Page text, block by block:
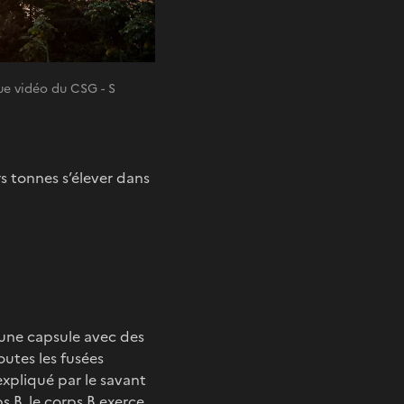
vidéo du CSG - S
tonnes s’élever dans
capsule avec des
les fusées
par le savant